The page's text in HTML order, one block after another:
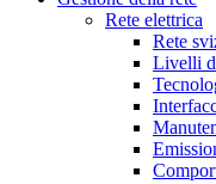
Rete elettrica
Rete
Livelli